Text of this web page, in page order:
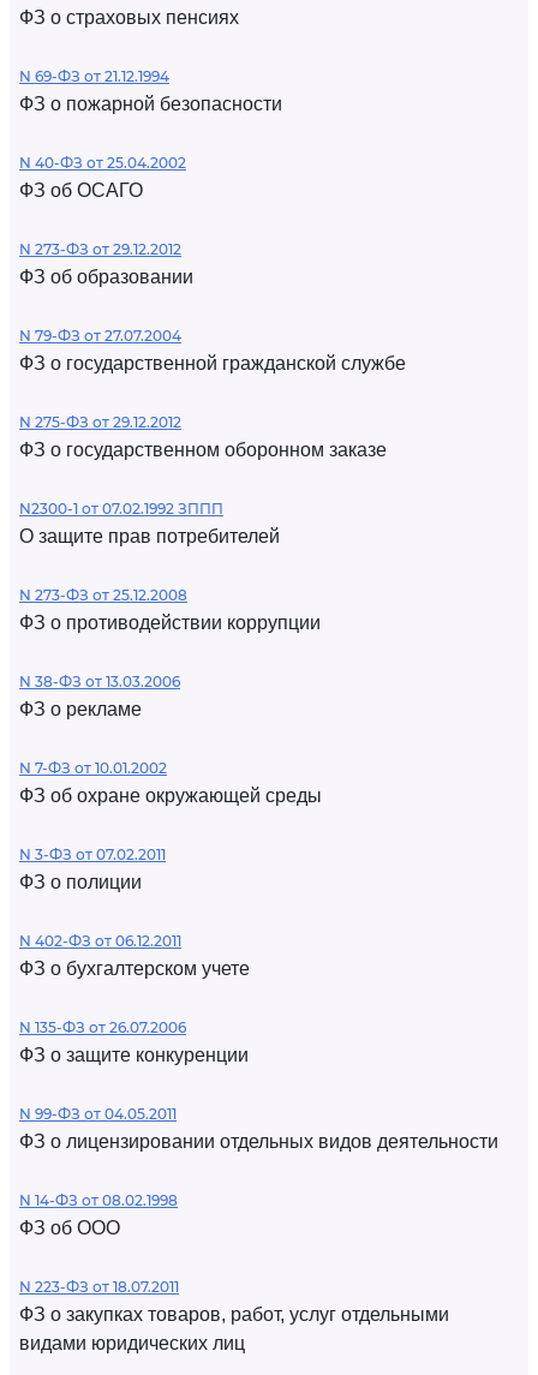
ФЗ о страховых пенсиях
N 69-ФЗ от 21.12.1994
ФЗ о пожарной безопасности
N 40-ФЗ от 25.04.2002
ФЗ об ОСАГО
N 273-ФЗ от 29.12.2012
ФЗ об образовании
N 79-ФЗ от 27.07.2004
ФЗ о государственной гражданской службе
N 275-ФЗ от 29.12.2012
ФЗ о государственном оборонном заказе
N2300-1 от 07.02.1992 ЗППП
О защите прав потребителей
N 273-ФЗ от 25.12.2008
ФЗ о противодействии коррупции
N 38-ФЗ от 13.03.2006
ФЗ о рекламе
N 7-ФЗ от 10.01.2002
ФЗ об охране окружающей среды
N 3-ФЗ от 07.02.2011
ФЗ о полиции
N 402-ФЗ от 06.12.2011
ФЗ о бухгалтерском учете
N 135-ФЗ от 26.07.2006
ФЗ о защите конкуренции
N 99-ФЗ от 04.05.2011
ФЗ о лицензировании отдельных видов деятельности
N 14-ФЗ от 08.02.1998
ФЗ об ООО
N 223-ФЗ от 18.07.2011
ФЗ о закупках товаров, работ, услуг отдельными
видами юридических лиц